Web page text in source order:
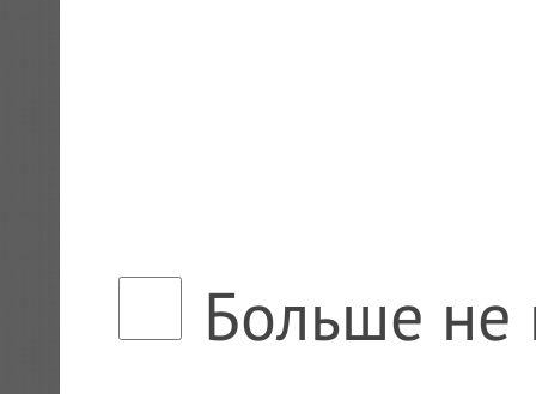
Больше не